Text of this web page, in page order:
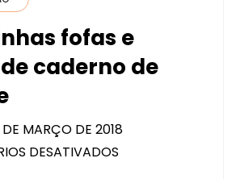
fofas e
caderno de
MARÇO DE 2018
DESATIVADOS